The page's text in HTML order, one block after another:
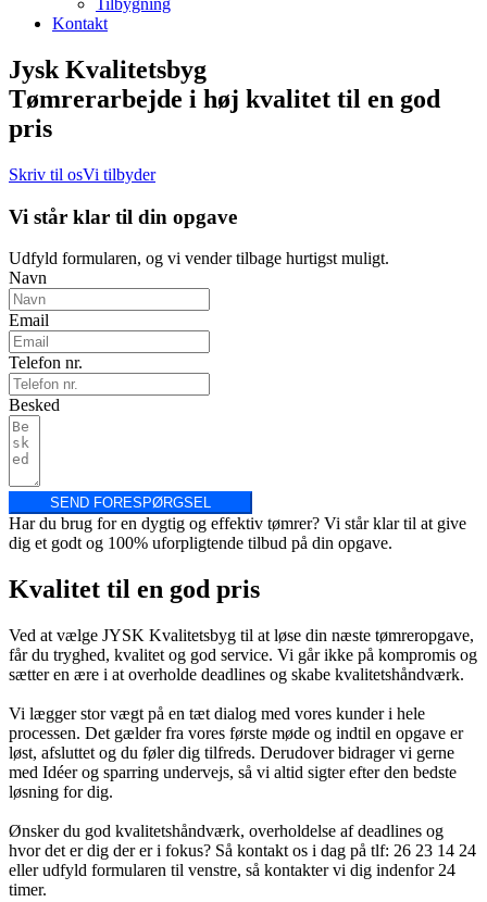
Tilbygning
Kontakt
Jysk Kvalitetsbyg
Tømrerarbejde i høj kvalitet til en god
pris
Skriv til osVi tilbyder
Vi står klar til din opgave
Udfyld formularen, og vi vender tilbage hurtigst muligt.
Navn
Email
Telefon nr.
Besked
SEND FORESPØRGSEL
Har du brug for en dygtig og effektiv tømrer? Vi står klar til at give
dig et godt og 100% uforpligtende tilbud på din opgave.
Kvalitet til en god pris
Ved at vælge JYSK Kvalitetsbyg til at løse din næste tømreropgave,
får du tryghed, kvalitet og god service. Vi går ikke på kompromis og
sætter en ære i at overholde deadlines og skabe kvalitetshåndværk.
Vi lægger stor vægt på en tæt dialog med vores kunder i hele
processen. Det gælder fra vores første møde og indtil en opgave er
løst, afsluttet og du føler dig tilfreds. Derudover bidrager vi gerne
med Idéer og sparring undervejs, så vi altid sigter efter den bedste
løsning for dig.
Ønsker du god kvalitetshåndværk, overholdelse af deadlines og
hvor det er dig der er i fokus? Så kontakt os i dag på tlf: 26 23 14 24
eller udfyld formularen til venstre, så kontakter vi dig indenfor 24
timer.